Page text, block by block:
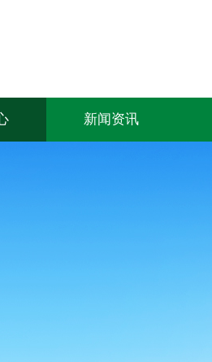
新闻资讯